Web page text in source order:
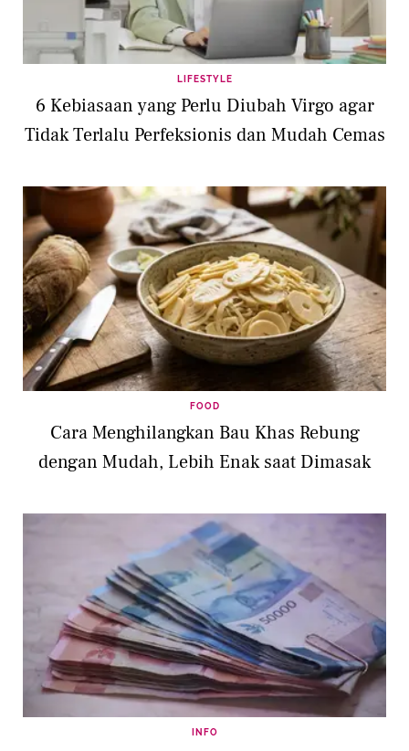
LIFESTYLE
6 Kebiasaan yang Perlu Diubah Virgo agar
Tidak Terlalu Perfeksionis dan Mudah Cemas
FOOD
Cara Menghilangkan Bau Khas Rebung
dengan Mudah, Lebih Enak saat Dimasak
INFO